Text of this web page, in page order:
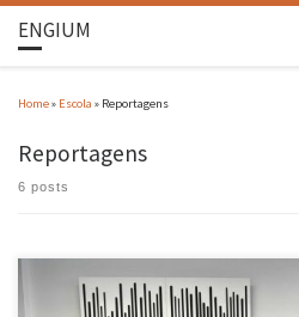
ENGIUM
Home» Escola » Reportagens
Reportagens
6 posts